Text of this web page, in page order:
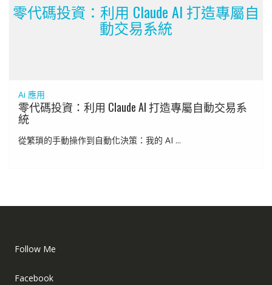
零代碼投資：利用 Claude AI 打造專屬自
動交易系統
Ai 應用
零代碼投資：利用 Claude AI 打造專屬自動交易系
統
從繁瑣的手動操作到自動化決策：我的 AI ...
Follow Me
Facebook